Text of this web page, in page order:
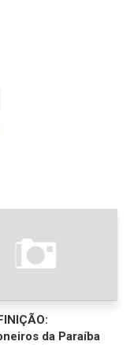
da Paraíba